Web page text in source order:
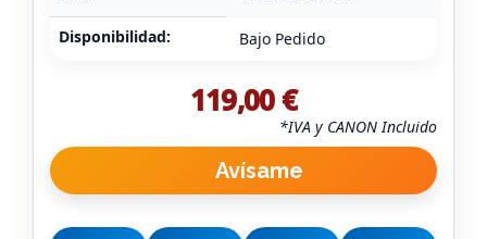
Disponibilidad: Bajo Pedido
119,00 €
*IVA y CANON Incluido
Avísame